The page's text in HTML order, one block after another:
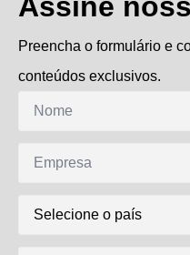
Preencha o formulário e
conteúdos exclusivos.